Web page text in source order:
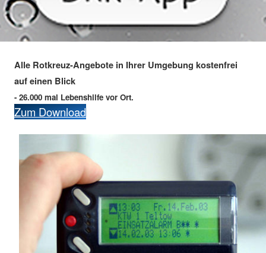
Alle Rotkreuz-Angebote in Ihrer Umgebung kostenfrei
auf einen Blick
- 26.000 mal Lebenshilfe vor Ort.
Zum Download